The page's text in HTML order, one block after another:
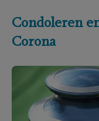
Condoleren
Corona